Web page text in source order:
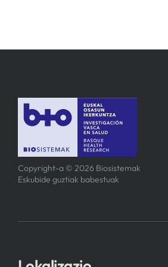
Copyright-a © 2026 Biosistemak
Eskubide guztiak babestuak